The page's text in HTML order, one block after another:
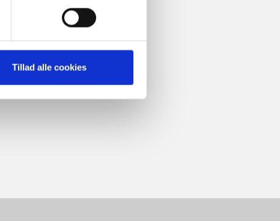
Tillad alle cookies